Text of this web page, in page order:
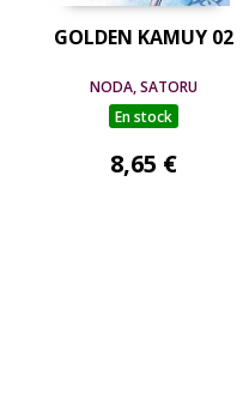
GOLDEN KAMUY 02
NODA, SATORU
En stock
8,65 €